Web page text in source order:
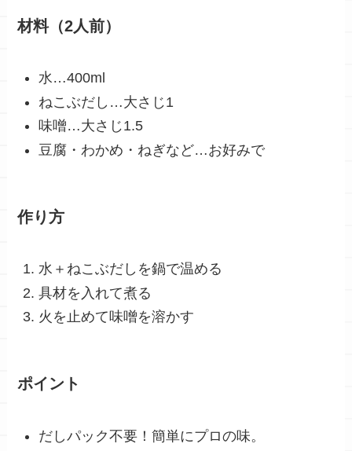
材料（2人前）
水…400ml
ねこぶだし…大さじ1
味噌…大さじ1.5
豆腐・わかめ・ねぎなど…お好みで
作り方
水＋ねこぶだしを鍋で温める
具材を入れて煮る
火を止めて味噌を溶かす
ポイント
だしパック不要！簡単にプロの味。